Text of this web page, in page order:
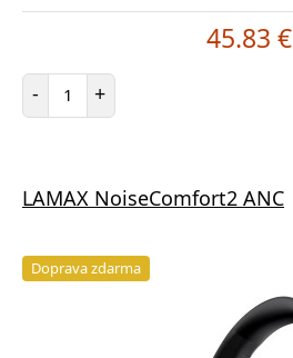
45.83 €
- Počet položiek
+
LAMAX NoiseComfort2 ANC
Doprava zdarma